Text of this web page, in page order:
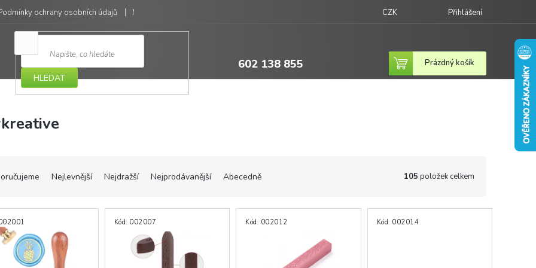
ochrany osobních údajů Moje objednávka CZK Přihlášení
HLEDAT
602 138 855
Nákupní
košík
Prázdný košík
Nejlevnější Nejdražší Nejprodávanější Abecedně 105 položek celkem
Kód: 002007 Kód: 002012 Kód: 002014